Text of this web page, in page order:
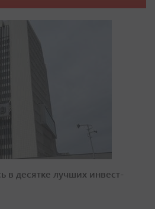
в десятке лучших инвест-